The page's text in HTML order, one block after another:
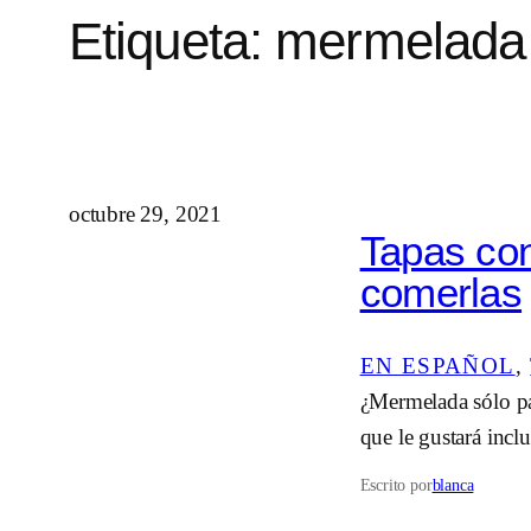
Etiqueta:
octubre 29, 2021
Tapas
comerlas
EN ESPAÑOL,
¿Mermelada sólo
que le gustará
Escrito porblanca